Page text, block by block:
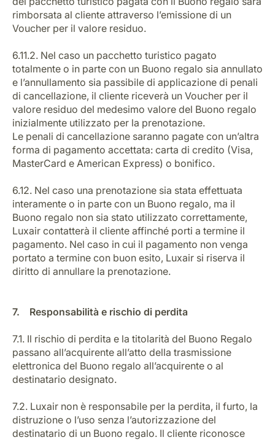
rimborsata al cliente attraverso l’emissione di un
Voucher per il valore residuo.
6.11.2. Nel caso un pacchetto turistico pagato
totalmente o in parte con un Buono regalo sia annullato
e l’annullamento sia passibile di applicazione di penali
di cancellazione, il cliente riceverà un Voucher per il
valore residuo del medesimo valore del Buono regalo
inizialmente utilizzato per la prenotazione.
Le penali di cancellazione saranno pagate con un’altra
forma di pagamento accettata: carta di credito (Visa,
MasterCard e American Express) o bonifico.
6.12. Nel caso una prenotazione sia stata effettuata
interamente o in parte con un Buono regalo, ma il
Buono regalo non sia stato utilizzato correttamente,
Luxair contatterà il cliente affinché porti a termine il
pagamento. Nel caso in cui il pagamento non venga
portato a termine con buon esito, Luxair si riserva il
diritto di annullare la prenotazione.
7. Responsabilità e rischio di perdita
7.1. Il rischio di perdita e la titolarità del Buono Regalo
passano all’acquirente all’atto della trasmissione
elettronica del Buono regalo all’acquirente o al
destinatario designato.
7.2. Luxair non è responsabile per la perdita, il furto, la
distruzione o l’uso senza l’autorizzazione del
destinatario di un Buono regalo. Il cliente riconosce